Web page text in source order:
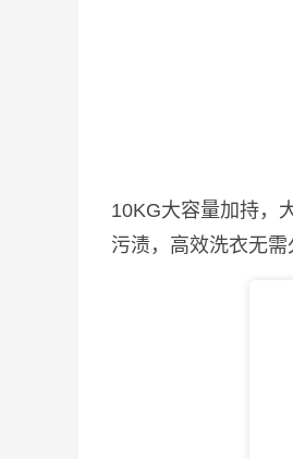
10KG大容量加持，
污渍，高效洗衣无需